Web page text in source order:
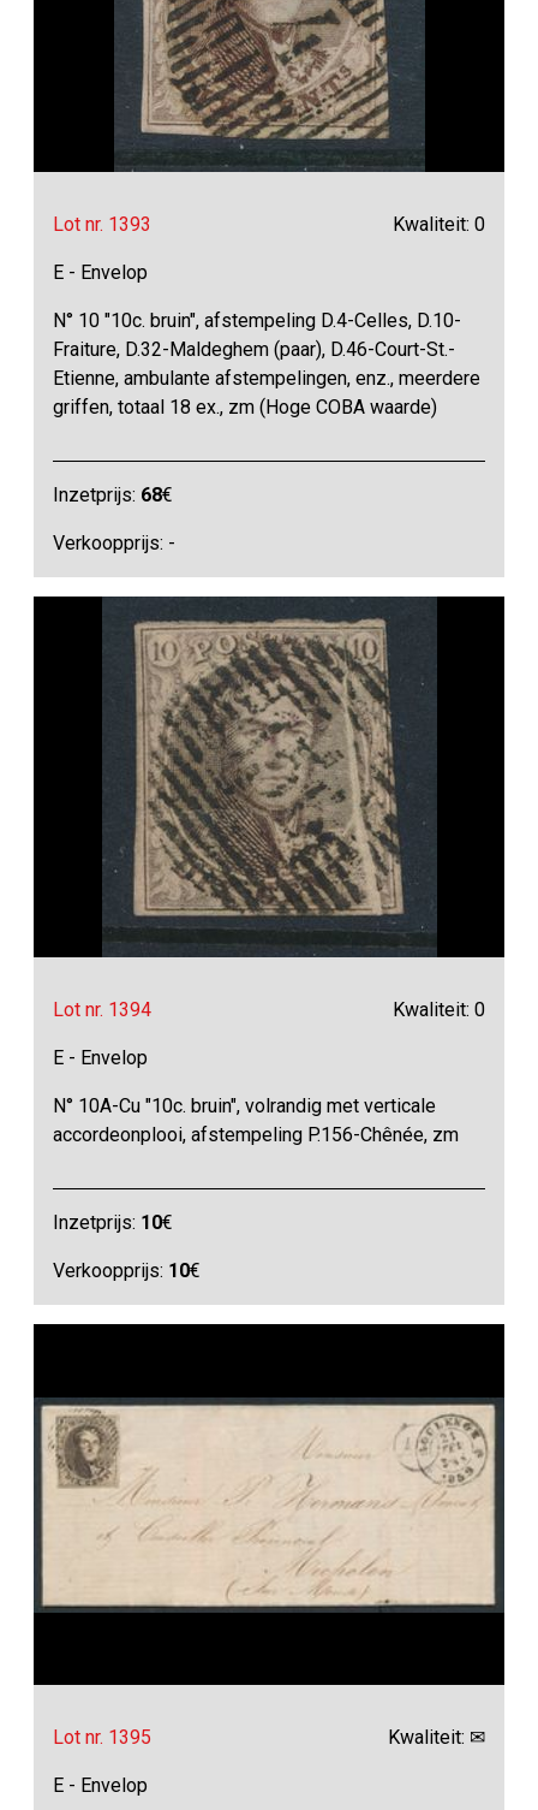
Lot nr. 1393 Kwaliteit: 0
E - Envelop
N° 10 "10c. bruin", afstempeling D.4-Celles, D.10-
Fraiture, D.32-Maldeghem (paar), D.46-Court-St.-
Etienne, ambulante afstempelingen, enz., meerdere
griffen, totaal 18 ex., zm (Hoge COBA waarde)
Inzetprijs: 68€
Verkoopprijs: -
Lot nr. 1394 Kwaliteit: 0
E - Envelop
N° 10A-Cu "10c. bruin", volrandig met verticale
accordeonplooi, afstempeling P.156-Chênée, zm
Inzetprijs: 10€
Verkoopprijs: 10€
Lot nr. 1395 Kwaliteit: ✉
E - Envelop